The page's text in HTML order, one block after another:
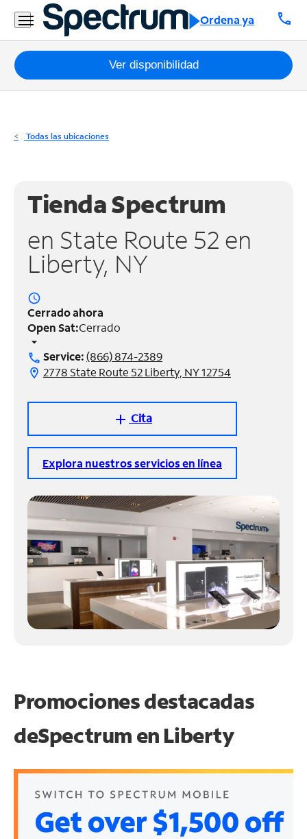
Ordena ya call
Residencial
Business
Paquetes
Internet
Teléfono
Residencial
Business
Contáctanos
Inglés
Administrar
cuenta
Encuentra
Ver disponibilidad
Todas las ubicaciones
Tienda Spectrum
en State Route 52 en
Liberty, NY
access_time
Cerrado ahora
Open Sat:Cerrado
arrow_drop_down
call Service:(866) 874-2389
location_on 2778 State Route 52 Liberty, NY 12754
add Cita
Explora nuestros servicios en línea
Promociones destacadas
deSpectrum en Liberty